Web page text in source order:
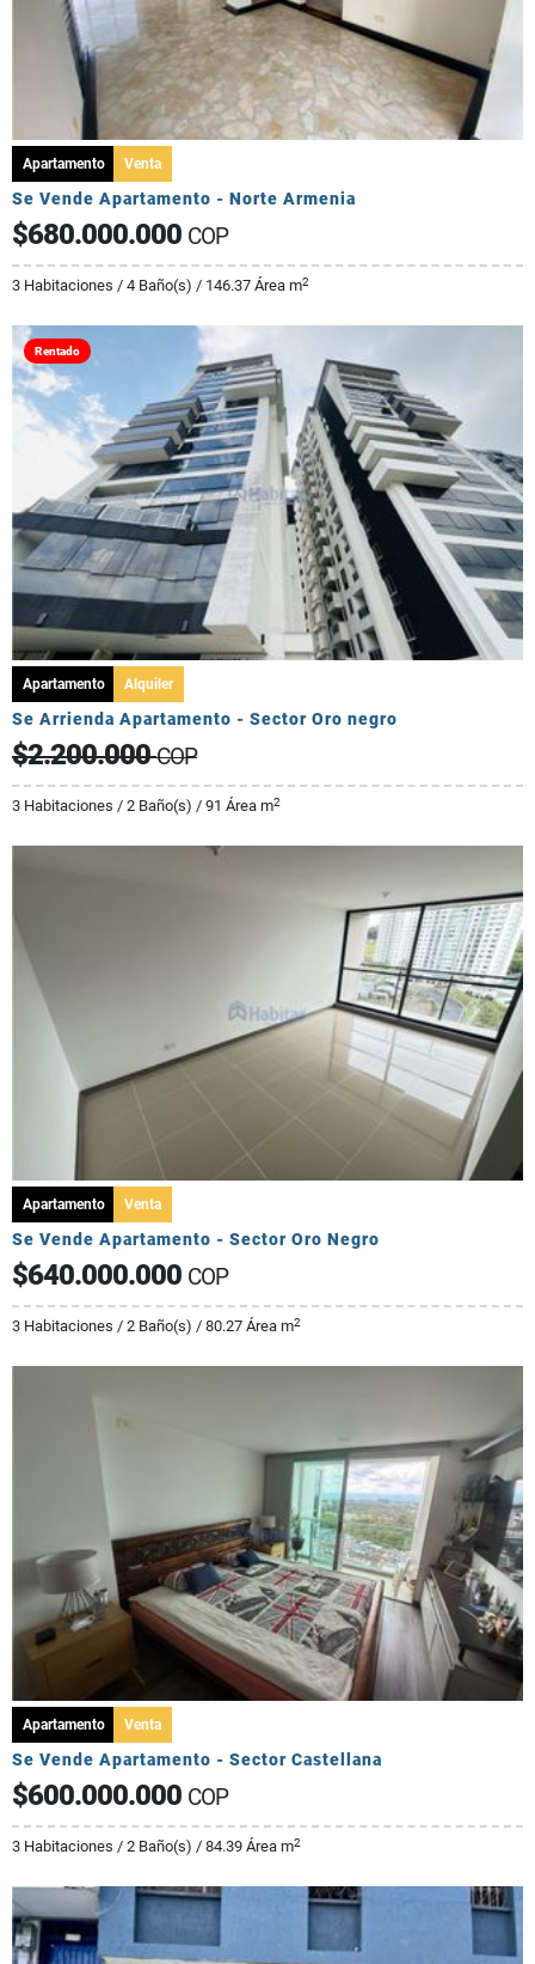
Apartamento Venta
Se Vende Apartamento - Norte Armenia
$680.000.000 COP
3 Habitaciones / 4 Baño(s) / 146.37 Área m2
Rentado
Apartamento Alquiler
Se Arrienda Apartamento - Sector Oro negro
$2.200.000COP
3 Habitaciones / 2 Baño(s) / 91 Área m2
Apartamento Venta
Se Vende Apartamento - Sector Oro Negro
$640.000.000 COP
3 Habitaciones / 2 Baño(s) / 80.27 Área m2
Apartamento Venta
Se Vende Apartamento - Sector Castellana
$600.000.000 COP
3 Habitaciones / 2 Baño(s) / 84.39 Área m2